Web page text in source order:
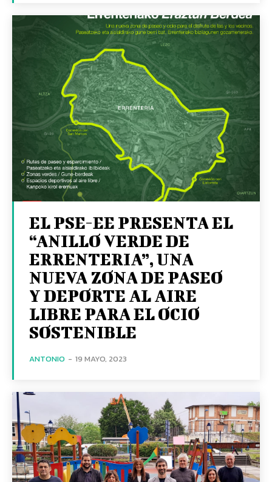
EL PSE-EE PRESENTA EL
“ANILLO VERDE DE
ERRENTERIA”, UNA
NUEVA ZONA DE PASEO
Y DEPORTE AL AIRE
LIBRE PARA EL OCIO
SOSTENIBLE
ANTONIO - 19 MAYO, 2023